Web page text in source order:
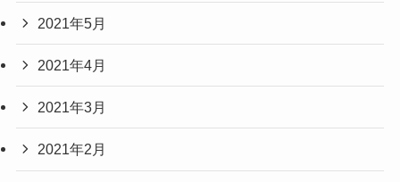
2021年5月
2021年4月
2021年3月
2021年2月